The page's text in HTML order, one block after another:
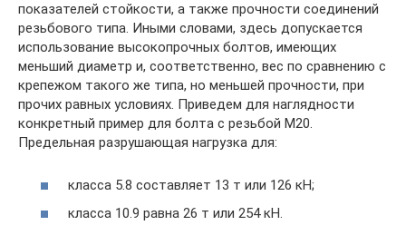
показателей стойкости, а также прочности соединений
резьбового типа. Иными словами, здесь допускается
использование высокопрочных болтов, имеющих
меньший диаметр и, соответственно, вес по сравнению с
крепежом такого же типа, но меньшей прочности, при
прочих равных условиях. Приведем для наглядности
конкретный пример для болта с резьбой М20.
Предельная разрушающая нагрузка для:
класса 5.8 составляет 13 т или 126 кН;
класса 10.9 равна 26 т или 254 кН.